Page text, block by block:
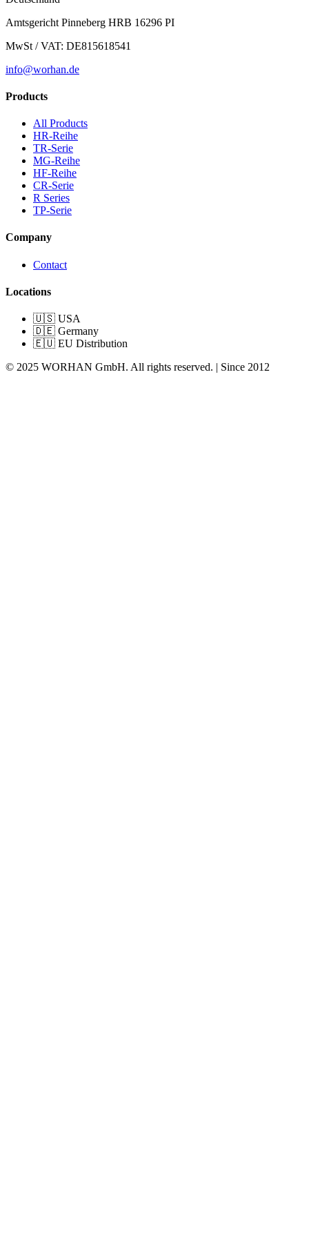
Amtsgericht Pinneberg HRB 16296 PI
MwSt / VAT: DE815618541
info@worhan.de
Products
All Products
HR-Reihe
TR-Serie
MG-Reihe
HF-Reihe
CR-Serie
R Series
TP-Serie
Company
Contact
Locations
🇺🇸 USA
🇩🇪 Germany
🇪🇺 EU Distribution
© 2025 WORHAN GmbH. All rights reserved. | Since 2012